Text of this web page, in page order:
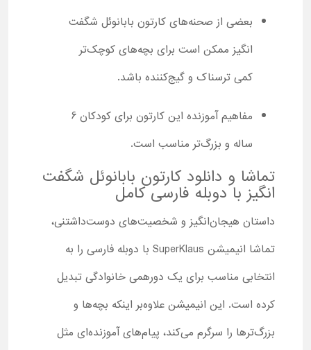
بعضی از صحنه‌های کارتون بابانوئل شگفت
‌انگیز ممکن است برای بچه‌های کوچک‌تر
کمی ترسناک و گیج‌کننده باشد.
مفاهیم آموزنده این کارتون برای کودکان 6
ساله و بزرگ‌تر مناسب است.
تماشا و دانلود کارتون بابانوئل شگفت
‌انگیز با دوبله فارسی کامل
داستان هیجان‌انگیز و شخصیت‌های دوست‌داشتنی،
تماشا انیمیشن SuperKlaus با دوبله فارسی را به
انتخابی مناسب برای یک دورهمی خانوادگی تبدیل
کرده است. این انیمیشن علاوه‌بر اینکه بچه‌ها و
بزرگ‌ترها را سرگرم می‌کند، پیام‌های آموزنده‌ای مثل